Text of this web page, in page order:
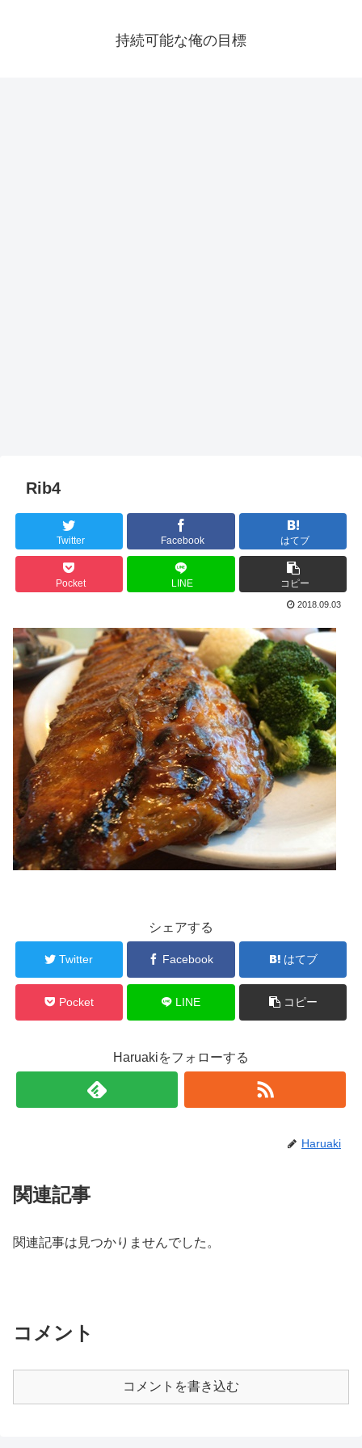
持続可能な俺の目標
Rib4
Twitter Facebook はてブ
Pocket LINE コピー
2018.09.03
シェアする
Twitter Facebook はてブ
Pocket LINE コピー
Haruakiをフォローする
Haruaki
関連記事
関連記事は見つかりませんでした。
コメント
コメントを書き込む